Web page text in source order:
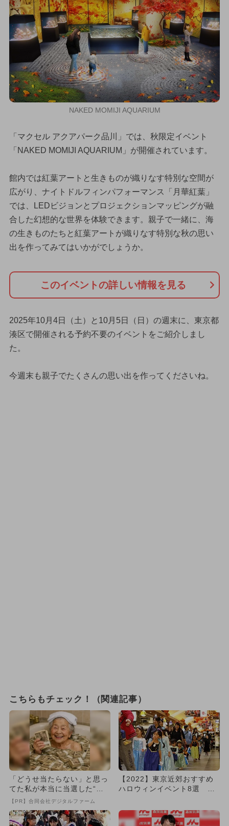
NAKED MOMIJI AQUARIUM
「マクセル アクアパーク品川」では、秋限定イベント
「NAKED MOMIJI AQUARIUM」が開催されています。
館内では紅葉アートと生きものが織りなす特別な空間が
広がり、ナイトドルフィンパフォーマンス「月華紅葉」
では、LEDビジョンとプロジェクションマッピングが融
合した幻想的な世界を体験できます。親子で一緒に、海
の生きものたちと紅葉アートが織りなす特別な秋の思い
出を作ってみてはいかがでしょうか。
このイベントの詳しい情報を見る
2025年10月4日（土）と10月5日（日）の週末に、東京都
湊区で開催される予約不要のイベントをご紹介しまし
た。
今週末も親子でたくさんの思い出を作ってくださいね。
こちらもチェック！（関連記事）
「どうせ当たらない」と思っ
てた私が本当に当選した“買
い方”がこれ
【PR】合同会社デジタルファーム
【2022】東京近郊おすすめ
ハロウィンイベント8選 大